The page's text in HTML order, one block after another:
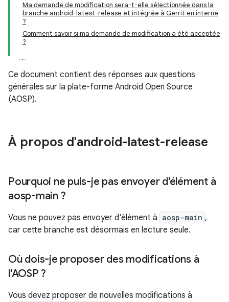
Ma demande de modification sera-t-elle sélectionnée dans la
branche android-latest-release et intégrée à Gerrit en interne
?
Comment savoir si ma demande de modification a été acceptée
?
Ce document contient des réponses aux questions
générales sur la plate-forme Android Open Source
(AOSP).
À propos d'android-latest-release
Pourquoi ne puis-je pas envoyer d'élément à
aosp-main ?
Vous ne pouvez pas envoyer d'élément à aosp-main ,
car cette branche est désormais en lecture seule.
Où dois-je proposer des modifications à
l'AOSP ?
Vous devez proposer de nouvelles modifications à